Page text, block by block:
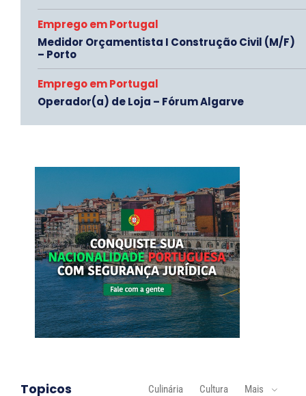
Emprego em Portugal
Medidor Orçamentista I Construção Civil (M/F)
– Porto
Emprego em Portugal
Operador(a) de Loja – Fórum Algarve
Topicos Culinária Cultura Mais